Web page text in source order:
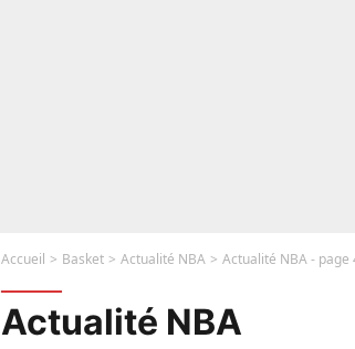
Accueil Basket Actualité NBA Actualité NBA - page
Actualité NBA